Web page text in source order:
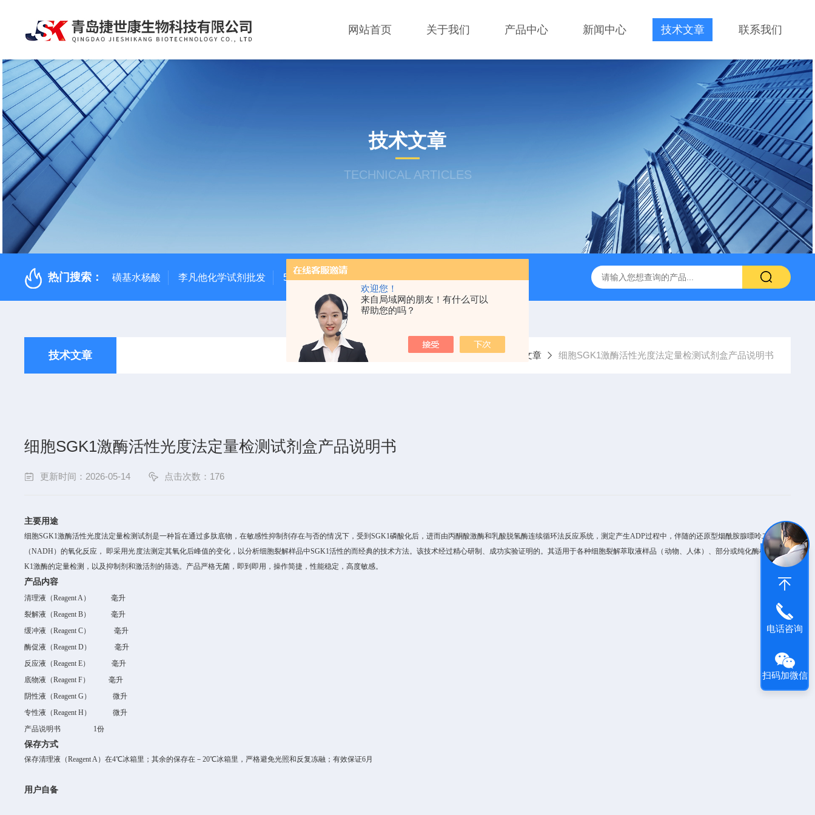
欢迎您！
来自局域网的朋友！有什么可以
帮助您的吗？
网站首页 关于我们 产品中心 新闻中心 技术文章 联系我们
技术文章
TECHNICAL ARTICLES
热门搜索： 磺基水杨酸 李凡他化学试剂批发 500次MTS细胞增殖与细胞毒性检测试剂盒 48t/96t国产ELISA试剂盒,免费代测
技术文章 当前位置：首页 技术文章 细胞SGK1激酶活性光度法定量检测试剂盒产品说明书
细胞SGK1激酶活性光度法定量检测试剂盒产品说明书
更新时间：2026-05-14 点击次数：176
主要用途
细胞SGK1激酶活性光度法定量检测试剂是一种旨在通过多肽底物，在敏感性抑制剂存在与否的情况下， 受到 SGK1磷酸化后，进而由丙酮酸激酶和乳酸脱氢酶连续循环法反应系统，测定产生ADP过程中，伴随的还原型烟酰胺腺嘌呤二核苷酸
（NADH ）的氧化反应， 即采用光度法测定其氧化后峰值的变化，以分析细胞裂解样品中SGK1活性的而经典的技术方法。该技术经过精心研制、成功实验证明的。其适用于各种细胞裂解萃取液样品（动物、人体）、部分或纯化酶样品中
SG
K1激酶的定量检测，以及抑制剂和激活剂的筛选。 产品严格无菌，即到即用，操作简捷，性能稳定，高度敏感。
产品内容
清理液（Reagent A）
毫升
裂解液（Reagent B）
毫升
缓冲液（Reagent C）
毫升
酶促液（Reagent D） 毫升
反应液（Reagent E） 毫升
底物液（Reagent F） 毫升
阴性液（Reagent G ）
微升
专性液（Reagent H ）
微升
产品说明书
1份
保存方式
保存清理液（Reagent A）在4℃冰箱里；其余的保存在－20℃冰箱里，严格避免光照和反复冻融；有效保证6月
用户自备
电话咨询
扫码加微信